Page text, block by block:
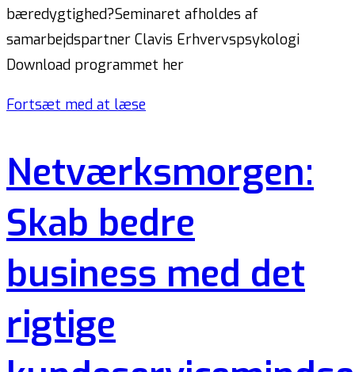
bæredygtighed?Seminaret afholdes af
samarbejdspartner Clavis Erhvervspsykologi
Download programmet her
Fortsæt med at læse
Netværksmorgen:
Skab bedre
business med det
rigtige